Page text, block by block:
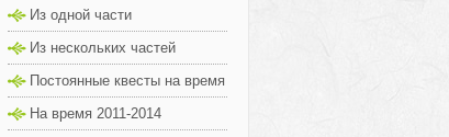
Из одной части
Из нескольких частей
Постоянные квесты на время
На время 2011-2014